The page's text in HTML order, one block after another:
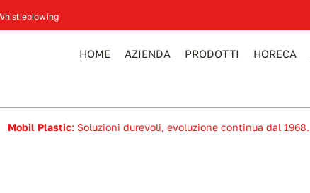
HOME AZIENDA PRODOTTI HORECA
Mobil Plastic: Soluzioni durevoli, evoluzione continua dal 1968.